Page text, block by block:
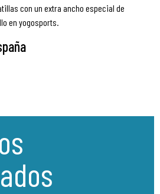
con un extra ancho especial de
en yogosports.